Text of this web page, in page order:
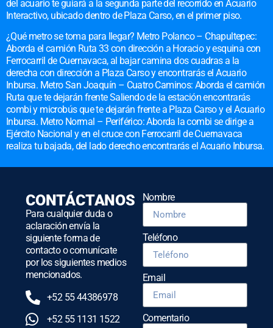
del acuario te guiará a la segunda parte del recorrido en Acuario
Interactivo, ubicado dentro de Plaza Carso, en el primer piso.
¿Qué metro se toma para llegar? Metro Polanco – Chapultepec:
Aborda el camión Ruta 33 con dirección a Horacio y esquina con
Ferrocarril de Cuernavaca, al bajar camina dos cuadras a la
derecha con dirección a Plaza Carso y encontrarás el Acuario
Inbursa. Metro San Joaquín – Cuatro Caminos: Aborda el camión
Ruta que te dejarán frente Saliendo de la estación encontrarás
combi y microbús que te dejarán frente a Plaza Carso y el Acuario
Inbursa. Metro Normal – Periférico: Aborda la combi se dirige a
Ejército Nacional y en el cruce con Ferrocarril de Cuernavaca
realiza tu bajada, del lado derecho encontrarás el Acuario Inbursa.
CONTÁCTANOS
Para cualquier duda o
aclaración envía la
siguiente forma de
contacto o comunícate
por los siguientes medios
mencionados.
+52 55 44386978
+52 55 1131 1522
Nombre
Teléfono
Email
Comentario